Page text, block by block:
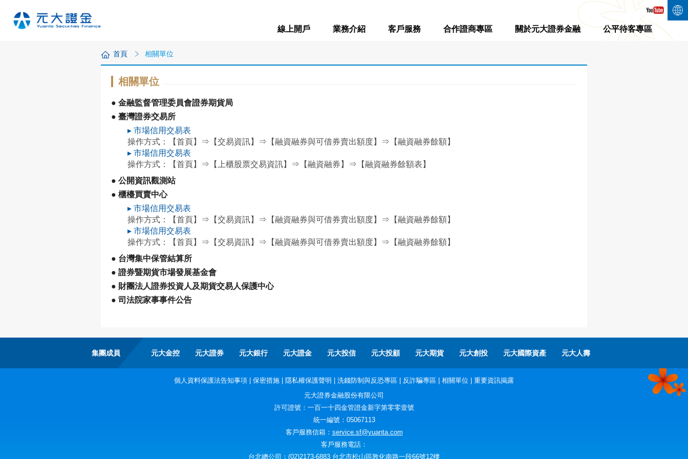
線上開戶 業務介紹 客戶服務 合作證商專區 關於元大證券金融 公平待客專區
首頁 相關單位
相關單位
● 金融監督管理委員會證券期貨局
● 臺灣證券交易所
▸ 市場信用交易表
操作方式：【首頁】⇒【交易資訊】⇒【融資融券與可借券賣出額度】⇒【融資融券餘額】
▸ 市場信用交易表
操作方式：【首頁】⇒【上櫃股票交易資訊】⇒【融資融券】⇒【融資融券餘額表】
● 公開資訊觀測站
● 櫃檯買賣中心
▸ 市場信用交易表
操作方式：【首頁】⇒【交易資訊】⇒【融資融券與可借券賣出額度】⇒【融資融券餘額】
▸ 市場信用交易表
操作方式：【首頁】⇒【交易資訊】⇒【融資融券與可借券賣出額度】⇒【融資融券餘額】
● 台灣集中保管結算所
● 證券暨期貨市場發展基金會
● 財團法人證券投資人及期貨交易人保護中心
● 司法院家事事件公告
集團成員 元大金控 元大證券 元大銀行 元大證金 元大投信 元大投顧 元大期貨 元大創投 元大國際資產 元大人壽
個人資料保護法告知事項 保密措施 隱私權保護聲明 洗錢防制與反恐專區 反詐騙專區 相關單位
重要資訊揭露
元大證券金融股份有限公司
許可證號：一百一十四金管證金新字第零零壹號
統一編號：05067113
客戶服務信箱： service.sf@yuanta.com
客戶服務電話：
台北總公司：(02)2173-6883 台北市松山區敦化南路一段66號12樓